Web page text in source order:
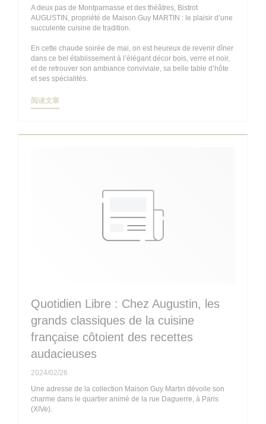
A deux pas de Montparnasse et des théâtres, Bistrot
AUGUSTIN, propriété de Maison Guy MARTIN : le plaisir d’une
succulente cuisine de tradition.
En cette chaude soirée de mai, on est heureux de revenir dîner
dans ce bel établissement à l’élégant décor bois, verre et noir,
et de retrouver son ambiance conviviale, sa belle table d’hôte
et ses spécialités.
阅读文章((在新窗口中打开))
Quotidien Libre : Chez Augustin, les
grands classiques de la cuisine
française côtoient des recettes
audacieuses
2024/02/26
Une adresse de la collection Maison Guy Martin dévoile son
charme dans le quartier animé de la rue Daguerre, à Paris
(XIVe).